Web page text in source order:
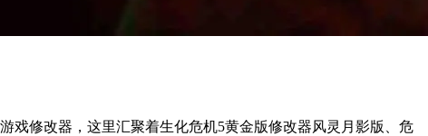
戏修改器，这里汇聚着生化危机5黄金版修改器风灵月影版、危